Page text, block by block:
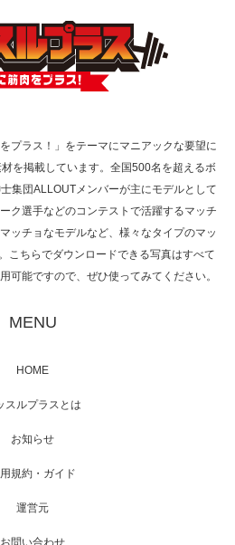
FMラジオ番組「ONE MORNING」
…
送）
カバース」舞台挨拶へマッスルプラ
NHK BS「COOL JAPAN 」にてマッス
プラス！」をテーマにマニアックな要望に
を掲載しています。全国500名を超えるボ
集団ALLOUTメンバーが主にモデルとして
ク選手などのコンテストで活躍するマッチ
ッチョなモデルなど、様々なタイプのマッ
こちらでダウンロードできる写真はすべて
可能ですので、ぜひ使ってみてください。
MENU
HOME
スルプラスとは
お知らせ
規約・ガイド
運営元
お問い合わせ